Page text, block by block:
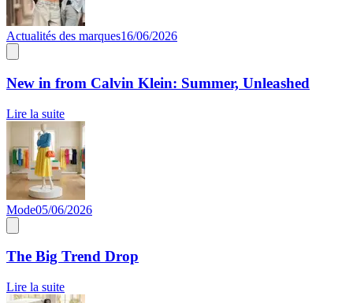
Actualités des marques16/06/2026
New in from Calvin Klein: Summer, Unleashed
Lire la suite
Mode05/06/2026
The Big Trend Drop
Lire la suite